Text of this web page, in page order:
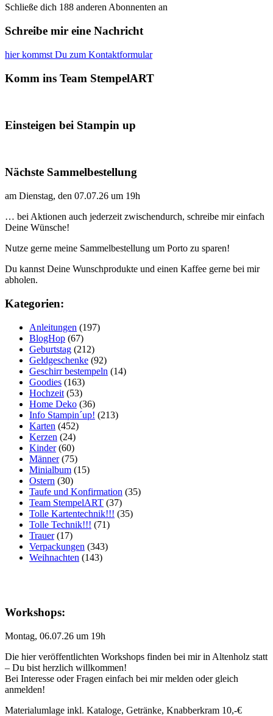
Schließe dich 188 anderen Abonnenten an
Schreibe mir eine Nachricht
hier kommst Du zum Kontaktformular
Komm ins Team StempelART
Einsteigen bei Stampin up
Nächste Sammelbestellung
am Dienstag, den 07.07.26 um 19h
… bei Aktionen auch jederzeit zwischendurch, schreibe mir einfach
Deine Wünsche!
Nutze gerne meine Sammelbestellung um Porto zu sparen!
Du kannst Deine Wunschprodukte und einen Kaffee gerne bei mir
abholen.
Kategorien:
Anleitungen (197)
BlogHop (67)
Geburtstag (212)
Geldgeschenke (92)
Geschirr bestempeln (14)
Goodies (163)
Hochzeit (53)
Home Deko (36)
Info Stampin´up! (213)
Karten (452)
Kerzen (24)
Kinder(60)
Männer(75)
Minialbum (15)
Ostern (30)
Taufe und Konfirmation (35)
Team StempelART (37)
Tolle Kartentechnik!!! (35)
Tolle Technik!!! (71)
Trauer(17)
Verpackungen (343)
Weihnachten (143)
Workshops:
Montag, 06.07.26 um 19h
Die hier veröffentlichten Workshops finden bei mir in Altenholz statt
– Du bist herzlich willkommen!
Bei Interesse oder Fragen einfach bei mir melden oder gleich
anmelden!
Materialumlage inkl. Kataloge, Getränke, Knabberkram 10,-€